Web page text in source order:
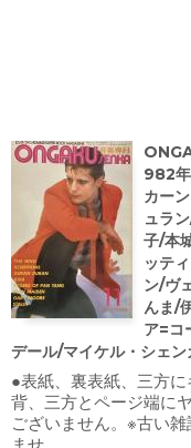
982年
カー
ュラ
子/本
ッテ
ン/ヴ
んま/
ア=コ
デール/マイケル・シェ
●表紙、裏表紙、三方
背、三方とページ端に
ございません。※古い